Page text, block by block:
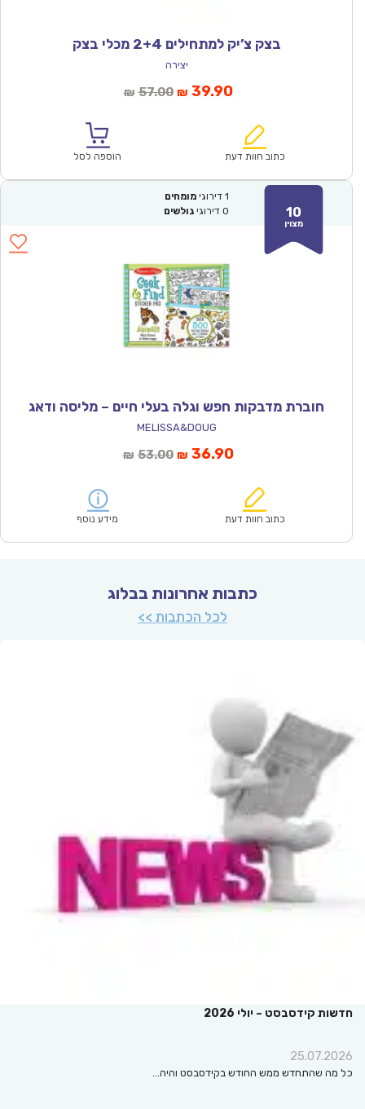
בצק צ’יק למתחילים 2+4 מכלי בצק
יצירה
₪ 57.00המחיר
₪57.00.
₪ 39.90המחיר
הוא:
כתוב חוות דעת הוספה לסל
10
מצוין
1 דירוגי מומחים
0 דירוגי גולשים
חוברת מדבקות חפש וגלה בעלי חיים – מליסה ודאג
MELISSA&DOUG
₪ 53.00המחיר
₪53.00.
₪ 36.90המחיר
הוא:
כתוב חוות דעת מידע נוסף
כתבות אחרונות בבלוג
לכל הכתבות >>
חדשות קידסבסט – יולי 2026
25.07.2026
כל מה שהתחדש ממש החודש בקידסבסט והיה…